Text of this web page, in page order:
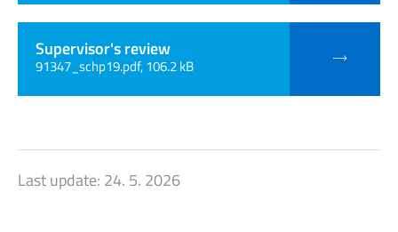
Supervisor's review
91347_schp19.pdf, 106.2 kB
Last update: 24. 5. 2026